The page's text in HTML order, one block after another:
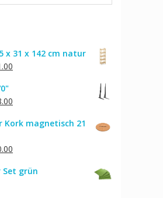
x 31 x 142 cm natur
CHF 81.00.
ist:magnetisch 21
ist:grün